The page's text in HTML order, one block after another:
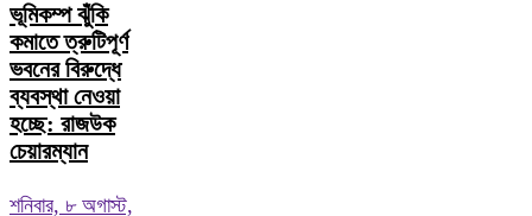
ভূমিকম্প ঝুঁকি
কমাতে ত্রুটিপূর্ণ
ভবনের বিরুদ্ধে
ব্যবস্থা নেওয়া
হচ্ছে: রাজউক
চেয়ারম্যান
শনিবার, ৮ অগাস্ট,